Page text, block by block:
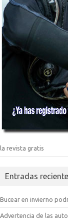
la revista gratis
Entradas
Bucear en invierno
Advertencia de las